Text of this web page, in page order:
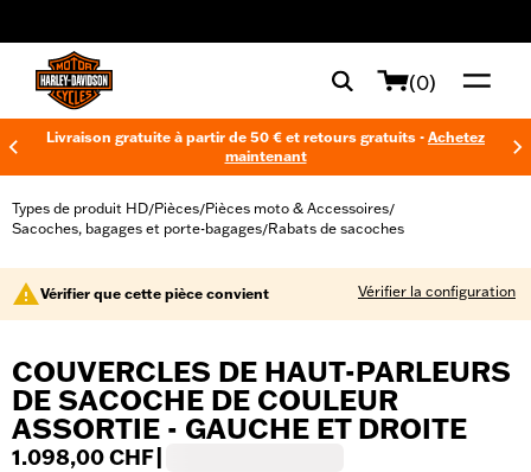
(0)
Livraison gratuite à partir de 50 € et retours gratuits - Achetez
maintenant
Types de produit HD/Pièces/Pièces moto & Accessoires/
Sacoches, bagages et porte-bagages/Rabats de sacoches
Vérifier que cette pièce convient Vérifier la configuration
COUVERCLES DE HAUT-PARLEURS
DE SACOCHE DE COULEUR
ASSORTIE - GAUCHE ET DROITE
1.098,00 CHF